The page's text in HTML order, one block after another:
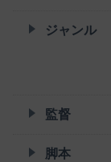
ジャンル
監督
脚本